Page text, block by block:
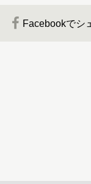
Facebookでシ